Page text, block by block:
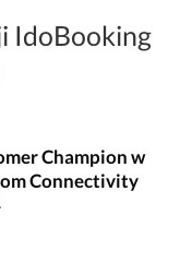
IdoBooking
Champion w
Connectivity